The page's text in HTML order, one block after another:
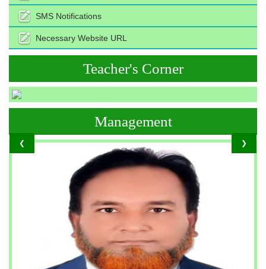
SMS Notifications
Necessary Website URL
Teacher's Corner
❮ ❯
Management